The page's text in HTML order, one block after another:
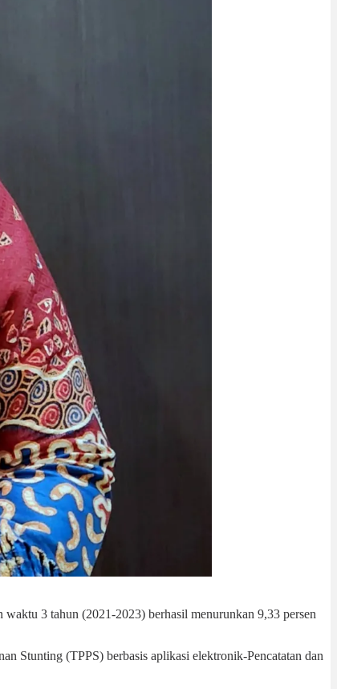
3 tahun (2021-2023) berhasil menurunkan 9,33 persen
Stunting (TPPS) berbasis aplikasi elektronik-Pencatatan dan